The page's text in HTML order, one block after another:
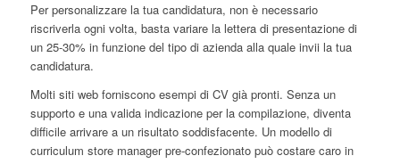
Per personalizzare la tua candidatura, non è necessario
riscriverla ogni volta, basta variare la lettera di presentazione di
un 25-30% in funzione del tipo di azienda alla quale invii la tua
candidatura.
Molti siti web forniscono esempi di CV già pronti. Senza un
supporto e una valida indicazione per la compilazione, diventa
difficile arrivare a un risultato soddisfacente. Un modello di
curriculum store manager pre-confezionato può costare caro in